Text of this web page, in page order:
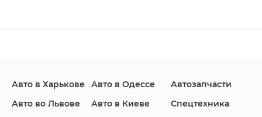
Авто в Харькове
Авто во Львове
Авто в Одессе
Авто в Киеве
Автозапчасти
Спецтехника